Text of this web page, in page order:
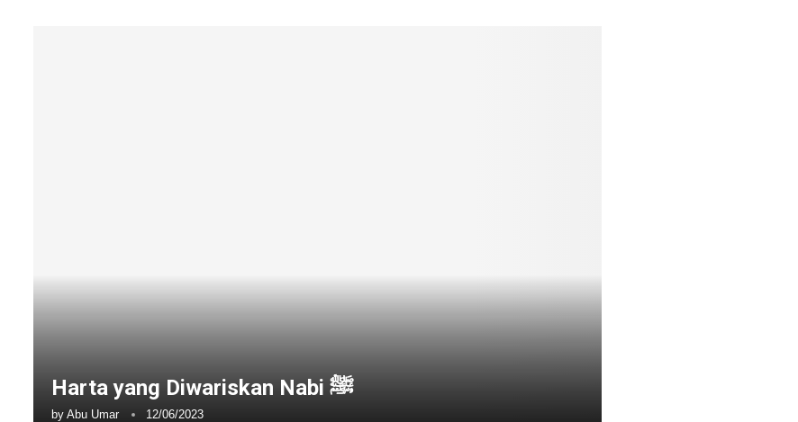
Harta yang Diwariskan Nabi ﷺ
by Abu Umar 12/06/2023